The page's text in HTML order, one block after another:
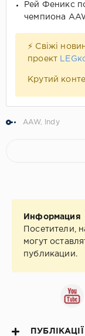
Рей Феникс
чемпиона
⚡ Свіжі
проект
Крутий
AAW, Indy
Информация
Посетители,
могут
публикации.
ПУБЛІКАЦІЇ